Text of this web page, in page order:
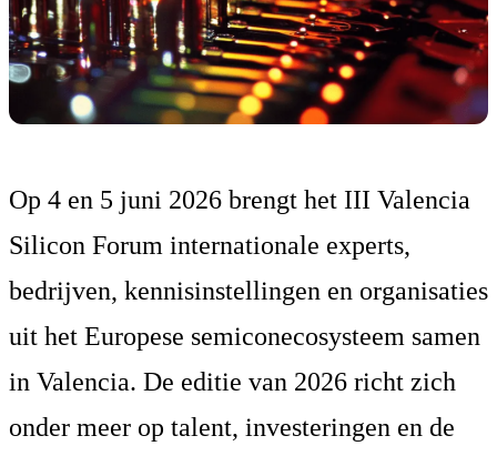
Op 4 en 5 juni 2026 brengt het III Valencia
Silicon Forum internationale experts,
bedrijven, kennisinstellingen en organisaties
uit het Europese semiconecosysteem samen
in Valencia. De editie van 2026 richt zich
onder meer op talent, investeringen en de